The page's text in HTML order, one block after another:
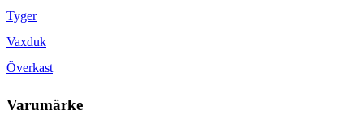
Tyger
Vaxduk
Överkast
Varumärke